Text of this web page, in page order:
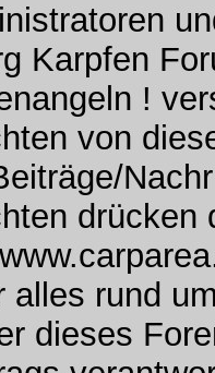
Karpfen
!
von
alles rund
dieses